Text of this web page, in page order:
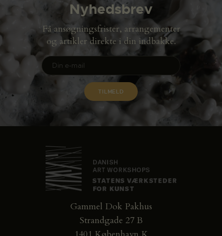
Nyhedsbrev
Få ansøgningsfrister, arrangementer
og artikler direkte i din indbakke.
Gammel Dok Pakhus
Strandgade 27 B